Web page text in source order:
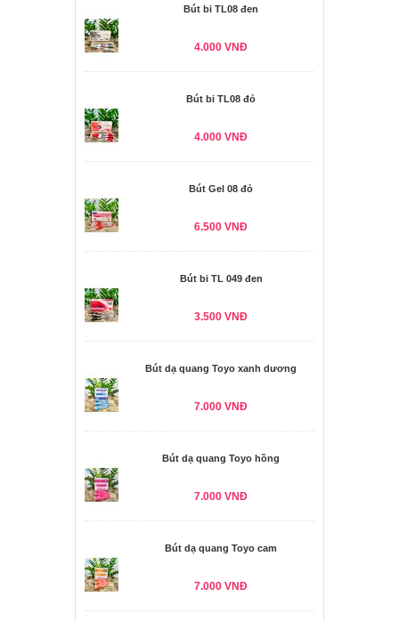
Bút bi TL08 đen
4.000 VNĐ
Bút bi TL08 đỏ
4.000 VNĐ
Bút Gel 08 đỏ
6.500 VNĐ
Bút bi TL 049 đen
3.500 VNĐ
Bút dạ quang Toyo xanh dương
7.000 VNĐ
Bút dạ quang Toyo hồng
7.000 VNĐ
Bút dạ quang Toyo cam
7.000 VNĐ